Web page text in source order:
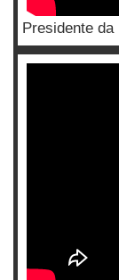
Presidente